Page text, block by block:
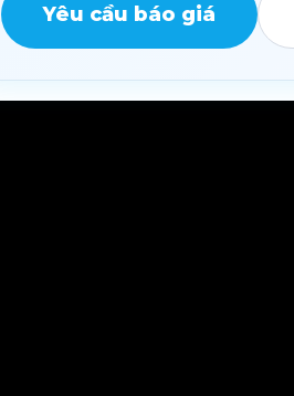
Yêu cầu báo giá